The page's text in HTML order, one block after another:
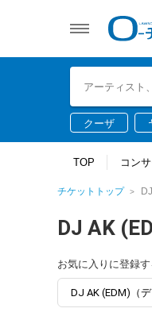
クーザ
TOP コン
チケットトップ
DJ AK
お気に入りに登録
DJ AK (EDM)（